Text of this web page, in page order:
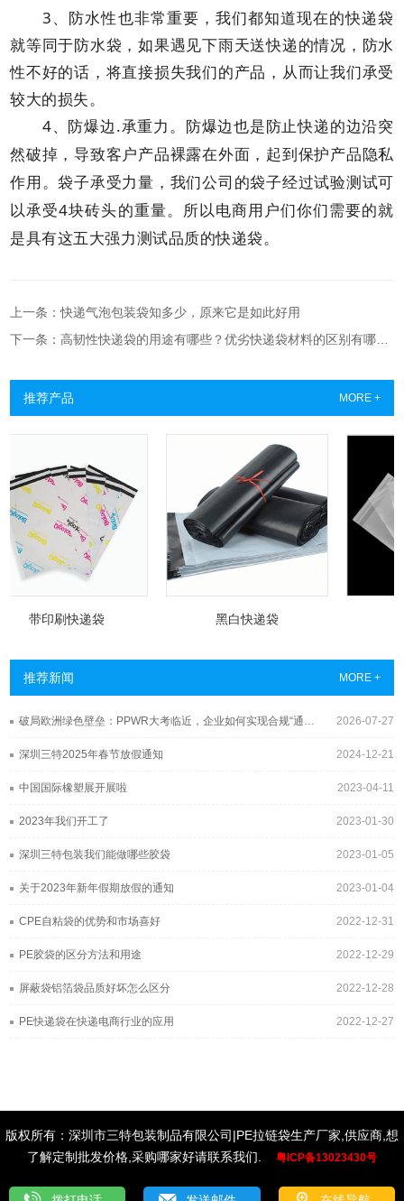
3、防水性也非常重要，我们都知道现在的快递袋
就等同于防水袋，如果遇见下雨天送快递的情况，防水
性不好的话，将直接损失我们的产品，从而让我们承受
较大的损失。
4、防爆边.承重力。防爆边也是防止快递的边沿突
然破掉，导致客户产品裸露在外面，起到保护产品隐私
作用。袋子承受力量，我们公司的袋子经过试验测试可
以承受4块砖头的重量。所以电商用户们你们需要的就
是具有这五大强力测试品质的快递袋。
上一条：快递气泡包装袋知多少，原来它是如此好用
推荐产品 MORE +
带印刷快递袋 黑白快递袋
推荐新闻 MORE +
2026-07-27
2024-12-21
深圳三特2025年春节放假通知
2023-04-11
中国国际橡塑展开展啦
2023-01-30
2023年我们开工了
2023-01-05
深圳三特包装我们能做哪些胶袋
2023-01-04
关于2023年新年假期放假的通知
2022-12-31
CPE自粘袋的优势和市场喜好
2022-12-29
PE胶袋的区分方法和用途
2022-12-28
屏蔽袋铝箔袋品质好坏怎么区分
2022-12-27
PE快递袋在快递电商行业的应用
版权所有：深圳市三特包装制品有限公司|PE拉链袋生产厂家,供应商,想
了解定制批发价格,采购哪家好请联系我们. 粤ICP备13023430号